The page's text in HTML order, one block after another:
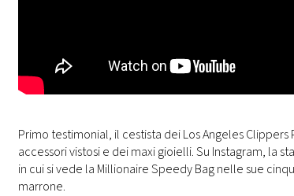
Primo testimonial, il cestista dei Los Angeles
accessori vistosi e dei maxi gioielli. Su Instagram, la
in cui si vede la Millionaire Speedy Bag nelle sue
marrone.